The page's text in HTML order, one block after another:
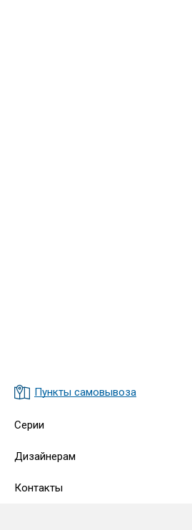
Пункты самовывоза
Серии
Дизайнерам
Контакты